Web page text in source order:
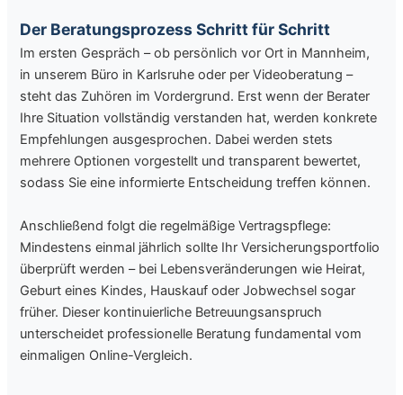
Der Beratungsprozess Schritt für Schritt
Im ersten Gespräch – ob persönlich vor Ort in Mannheim,
in unserem Büro in Karlsruhe oder per Videoberatung –
steht das Zuhören im Vordergrund. Erst wenn der Berater
Ihre Situation vollständig verstanden hat, werden konkrete
Empfehlungen ausgesprochen. Dabei werden stets
mehrere Optionen vorgestellt und transparent bewertet,
sodass Sie eine informierte Entscheidung treffen können.
Anschließend folgt die regelmäßige Vertragspflege:
Mindestens einmal jährlich sollte Ihr Versicherungsportfolio
überprüft werden – bei Lebensveränderungen wie Heirat,
Geburt eines Kindes, Hauskauf oder Jobwechsel sogar
früher. Dieser kontinuierliche Betreuungsanspruch
unterscheidet professionelle Beratung fundamental vom
einmaligen Online-Vergleich.